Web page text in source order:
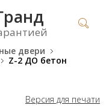
двери
Z-2 ДО бетон
Версия для печати